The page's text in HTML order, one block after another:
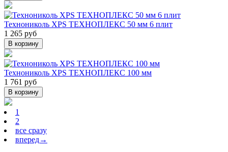
Технониколь XPS ТЕХНОПЛЕКС 50 мм 6 плит
1 265 руб
В корзину
Технониколь XPS ТЕХНОПЛЕКС 100 мм
1 761 руб
В корзину
1
2
все сразу
вперед→